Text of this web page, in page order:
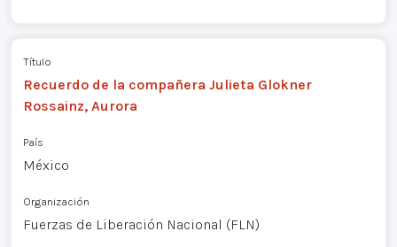
Título
Recuerdo de la compañera Julieta Glokner
Rossainz, Aurora
País
México
Organización
Fuerzas de Liberación Nacional (FLN)